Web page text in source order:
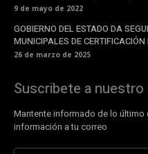
9 de mayo de 2022
GOBIERNO DEL ESTADO DA
MUNICIPALES DE
26 de marzo de 2025
Suscribete a
Mantente informado de lo último
información a tu correo